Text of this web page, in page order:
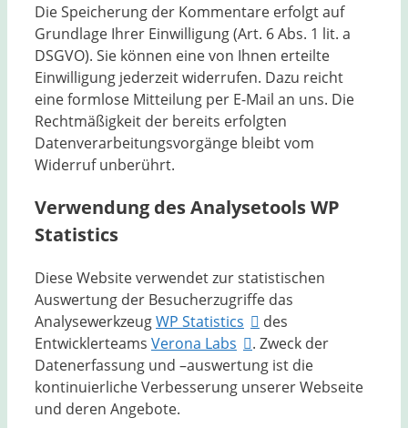
Die Speicherung der Kommentare erfolgt auf
Grundlage Ihrer Einwilligung (Art. 6 Abs. 1 lit. a
DSGVO). Sie können eine von Ihnen erteilte
Einwilligung jederzeit widerrufen. Dazu reicht
eine formlose Mitteilung per E-Mail an uns. Die
Rechtmäßigkeit der bereits erfolgten
Datenverarbeitungsvorgänge bleibt vom
Widerruf unberührt.
Verwendung des Analysetools WP
Statistics
Diese Website verwendet zur statistischen
Auswertung der Besucherzugriffe das
AnalysewerkzeugWP Statistics
des
Entwicklerteams Verona Labs
. Zweck der
Datenerfassung und –auswertung ist die
kontinuierliche Verbesserung unserer Webseite
und deren Angebote.